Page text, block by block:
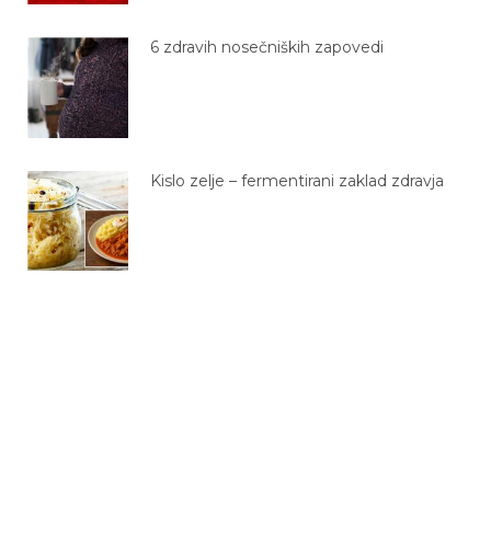
6 zdravih nosečniških zapovedi
Kislo zelje – fermentirani zaklad zdravja